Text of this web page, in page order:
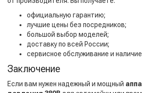
официальную гарантию;
лучшие цены без посредников;
большой выбор моделей;
доставку по всей России;
сервисное обслуживание и
Заключение
Если вам нужен надежный и мощный